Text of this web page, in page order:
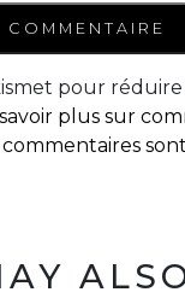
pour réduire
plus sur